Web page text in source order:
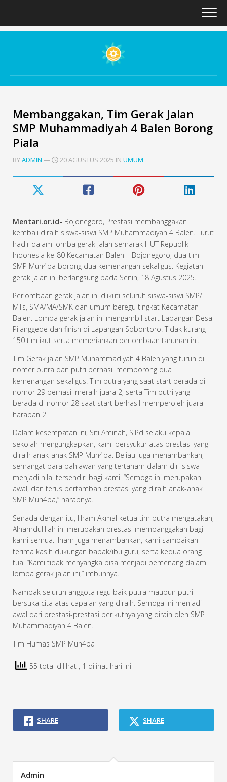
content
Membanggakan, Tim Gerak Jalan
SMP Muhammadiyah 4 Balen Borong
Piala
BYADMIN — 20 AGUSTUS 2025 IN UMUM
Mentari.or.id- Bojonegoro, Prestasi membanggakan
kembali diraih siswa-siswi SMP Muhammadiyah 4 Balen. Turut
hadir dalam lomba gerak jalan semarak HUT Republik
Indonesia ke-80 Kecamatan Balen – Bojonegoro, dua tim
SMP Muh4ba borong dua kemenangan sekaligus. Kegiatan
gerak jalan ini berlangsung pada Senin, 18 Agustus 2025.
Perlombaan gerak jalan ini diikuti seluruh siswa-siswi SMP/
MTs, SMA/MA/SMK dan umum beregu tingkat Kecamatan
Balen. Lomba gerak jalan ini mengambil start Lapangan Desa
Pilanggede dan finish di Lapangan Sobontoro. Tidak kurang
150 tim ikut serta memeriahkan perlombaan tahunan ini.
Tim Gerak jalan SMP Muhammadiyah 4 Balen yang turun di
nomer putra dan putri berhasil memborong dua
kemenangan sekaligus. Tim putra yang saat start berada di
nomor 29 berhasil meraih juara 2, serta Tim putri yang
berada di nomor 28 saat start berhasil memperoleh juara
harapan 2.
Dalam kesempatan ini, Siti Aminah, S.Pd selaku kepala
sekolah mengungkapkan, kami bersyukur atas prestasi yang
diraih anak-anak SMP Muh4ba. Beliau juga menambahkan,
semangat para pahlawan yang tertanam dalam diri siswa
menjadi nilai tersendiri bagi kami. “Semoga ini merupakan
awal, dan terus bertambah prestasi yang diraih anak-anak
SMP Muh4ba,” harapnya.
Senada dengan itu, Ilham Akmal ketua tim putra mengatakan,
Alhamdulillah ini merupakan prestasi membanggakan bagi
kami semua. Ilham juga menambahkan, kami sampaikan
terima kasih dukungan bapak/ibu guru, serta kedua orang
tua. “Kami tidak menyangka bisa menjadi pemenang dalam
lomba gerak jalan ini,” imbuhnya.
Nampak seluruh anggota regu baik putra maupun putri
bersuka cita atas capaian yang diraih. Semoga ini menjadi
awal dari prestasi-prestasi berikutnya yang diraih oleh SMP
Muhammadiyah 4 Balen.
Tim Humas SMP Muh4ba
55 total dilihat , 1 dilihat hari ini
SHARE SHARE
Admin